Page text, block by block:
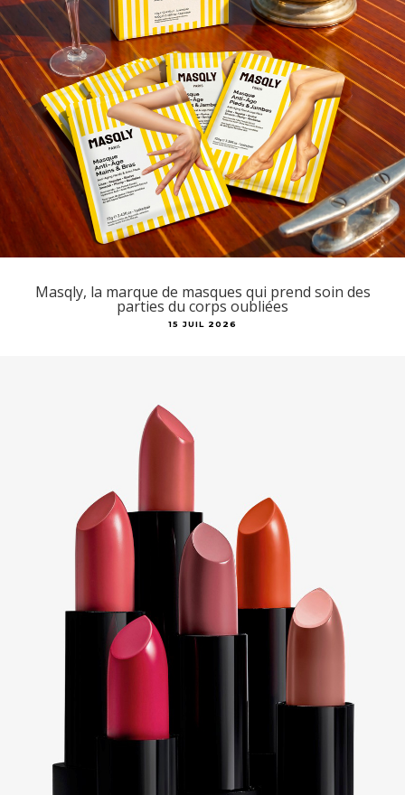
Masqly, la marque de masques qui prend soin des
parties du corps oubliées
15 JUIL 2026